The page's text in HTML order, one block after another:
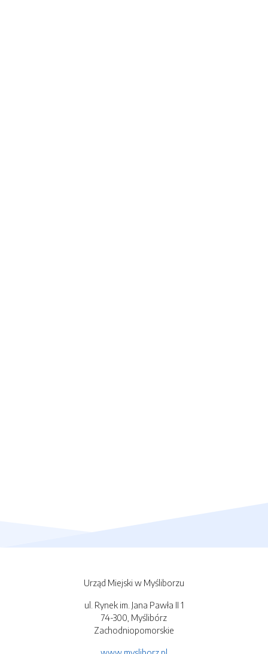
Urząd Miejski w Myśliborzu
ul. Rynek im. Jana Pawła II 1
74-300, Myślibórz
Zachodniopomorskie